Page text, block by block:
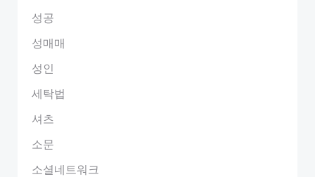
성공
성매매
성인
세탁법
셔츠
소문
소셜네트워크